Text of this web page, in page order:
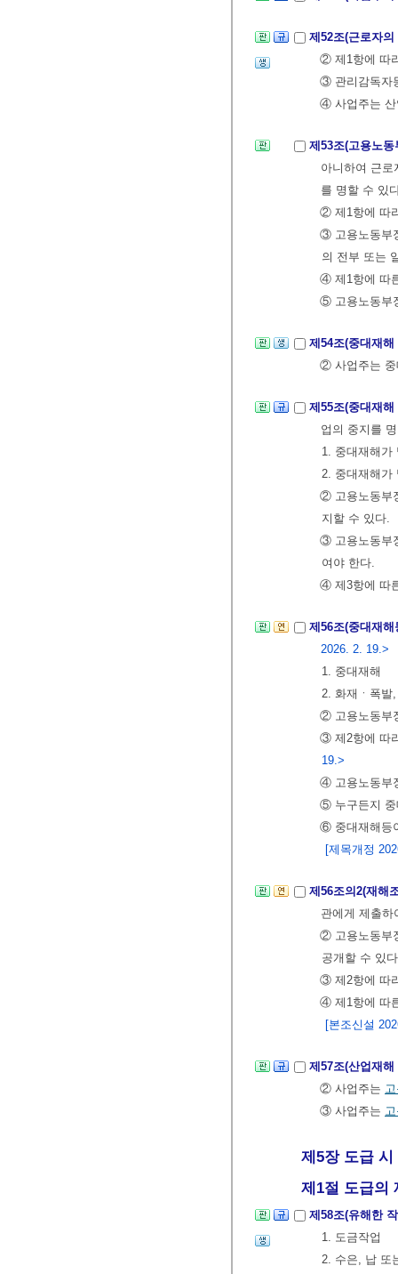
제52조(근로자
② 제1항에 따
③ 관리감독자
④ 사업주는 산
제53조(고용노
아니하여 근
를 명할 수 있
② 제1항에 따
③ 고용노동부
의 전부 또는
④ 제1항에 따
⑤ 고용노동부
제54조(중대재
② 사업주는 중
제55조(중대재
업의 중지를
1. 중대재해가
2. 중대재해가
② 고용노동부
지할 수 있다.
③ 고용노동부
여야 한다.
④ 제3항에 따
제56조(중대재
2026. 2. 19.>
1. 중대재해
2. 화재ㆍ폭발
② 고용노동부
③ 제2항에 따
19.>
④ 고용노동부
⑤ 누구든지 중
⑥ 중대재해등
[제목개정
제56조의2(재해
관에게 제출하
② 고용노동부
공개할 수 있
③ 제2항에 따
④ 제1항에 따
[본조신설
제57조(산업재
② 사업주는
③ 사업주는
제5장 도급 시
제1절 도급의
제58조(유해한
1. 도금작업
2. 수은, 납 또